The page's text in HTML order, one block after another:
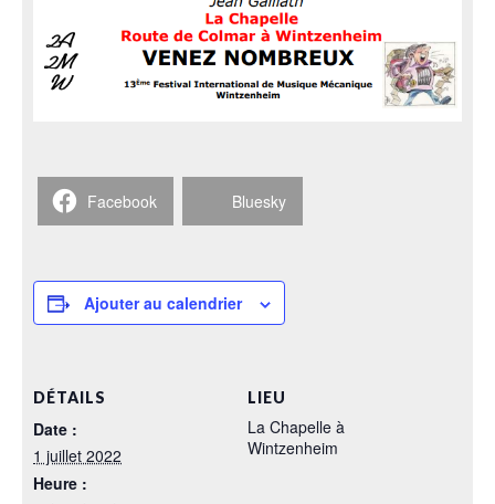
Facebook Bluesky
Ajouter au calendrier
DÉTAILS
Date :
1 juillet 2022
Heure :
LIEU
La Chapelle à
Wintzenheim